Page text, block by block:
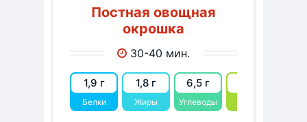
Постная овощная
окрошка
1,9 г
Белки
1,8 г
Жиры
6,5 г
Углеводы
30-40 мин.